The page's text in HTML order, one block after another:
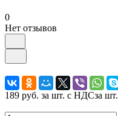
0
Нет отзывов
189 руб. за шт. с НДСза шт.